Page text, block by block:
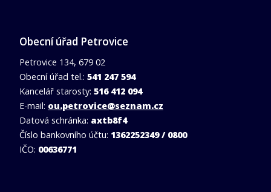
Obecní úřad Petrovice
Petrovice 134, 679 02
Obecní úřad tel.: 541 247 594
Kancelář starosty: 516 412 094
E-mail: ou.petrovice@seznam.cz
Datová schránka: axtb8f4
Číslo bankovního účtu: 1362252349 / 0800
IČO: 00636771